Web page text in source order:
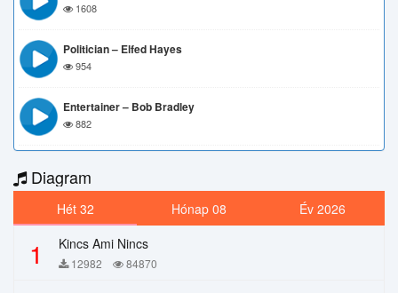
1608
Politician – Elfed Hayes
954
Entertainer – Bob Bradley
882
Diagram
Hét 32 Hónap 08 Év 2026
1 Kincs Ami Nincs
12982 84870